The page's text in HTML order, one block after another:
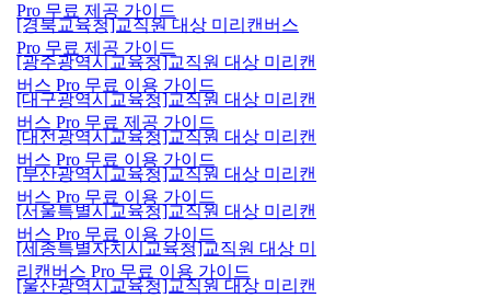
Pro 무료 제공 가이드
[경북교육청]교직원 대상 미리캔버스
Pro 무료 제공 가이드
[광주광역시교육청]교직원 대상 미리캔
버스 Pro 무료 이용 가이드
[대구광역시교육청]교직원 대상 미리캔
버스 Pro 무료 제공 가이드
[대전광역시교육청]교직원 대상 미리캔
버스 Pro 무료 이용 가이드
[부산광역시교육청]교직원 대상 미리캔
버스 Pro 무료 이용 가이드
[서울특별시교육청]교직원 대상 미리캔
버스 Pro 무료 이용 가이드
[세종특별자치시교육청]교직원 대상 미
리캔버스 Pro 무료 이용 가이드
[울산광역시교육청]교직원 대상 미리캔